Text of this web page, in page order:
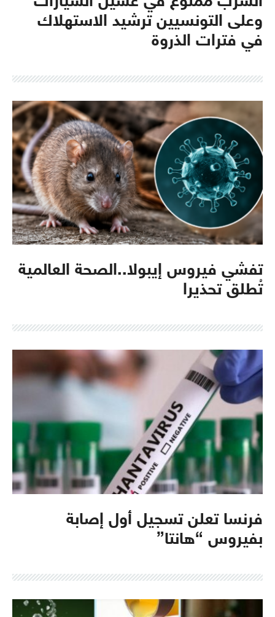
وعلى التونسيين ترشيد الاستهلاك
في فترات الذروة
تفشي فيروس إيبولا..الصحة العالمية
تُطلق تحذيرا
فرنسا تعلن تسجيل أول إصابة
بفيروس “هانتا”